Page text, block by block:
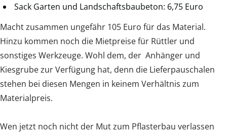
Sack Garten und Landschaftsbaubeton: 6,75 Euro
Macht zusammen ungefähr 105 Euro für das Material.
Hinzu kommen noch die Mietpreise für Rüttler und
sonstiges Werkzeuge. Wohl dem, der Anhänger und
Kiesgrube zur Verfügung hat, denn die Lieferpauschalen
stehen bei diesen Mengen in keinem Verhältnis zum
Materialpreis.
Wen jetzt noch nicht der Mut zum Pflasterbau verlassen